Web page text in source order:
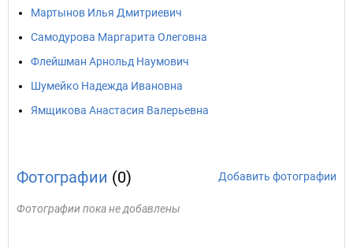
Мартынов Илья Дмитриевич
Самодурова Маргарита Олеговна
Флейшман Арнольд Наумович
Шумейко Надежда Ивановна
Ямщикова Анастасия Валерьевна
Фотографии (0) Добавить фотографии
Фотографии пока не добавлены